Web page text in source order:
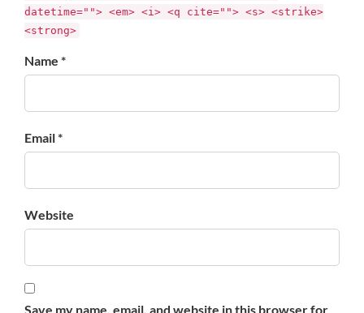
datetime=""> <em> <i> <q cite=""> <s> <strike>
<strong>
Name *
Email *
Website
Save my name, email, and website in this browser for